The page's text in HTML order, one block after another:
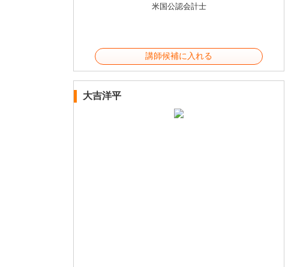
米国公認会計士
講師候補に入れる
大吉洋平